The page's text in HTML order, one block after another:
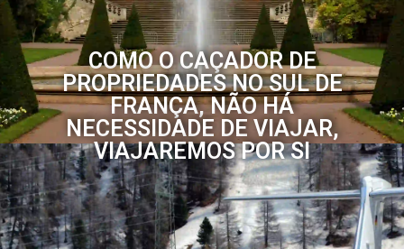
COMO O CAÇADOR DE
PROPRIEDADES NO SUL DE
FRANÇA, NÃO HÁ
NECESSIDADE DE VIAJAR,
VIAJAREMOS POR SI